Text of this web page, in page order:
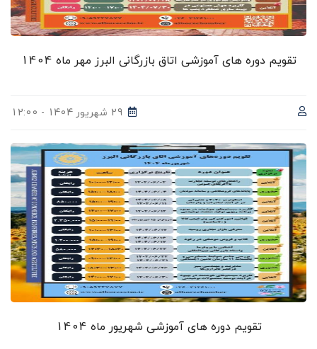
تقویم دوره های آموزشی اتاق بازرگانی البرز مهر ماه 1404
29 شهریور 1404 - 12:00
تقویم دوره های آموزشی شهریور ماه 1404